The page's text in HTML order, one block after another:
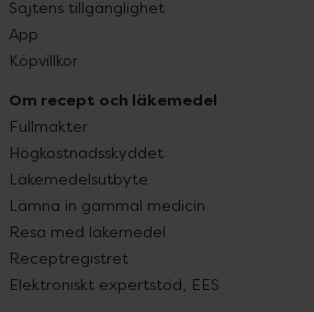
Sajtens tillgänglighet
App
Köpvillkor
Om recept och läkemedel
Fullmakter
Högkostnadsskyddet
Läkemedelsutbyte
Lämna in gammal medicin
Resa med läkemedel
Receptregistret
Elektroniskt expertstöd, EES